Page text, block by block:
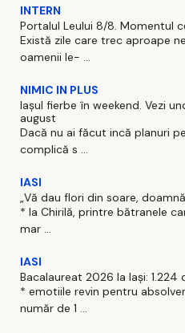
INTERN
Portalul Leului 8/8. Momentul
Există zile care trec aproape
oamenii le- ...
NIMIC IN PLUS
Iașul fierbe în weekend. Vezi
august
Dacă nu ai făcut incă planuri
complică s ...
IASI
„Vă dau flori din soare,
* la Chirilă, printre bătranele
mar ...
IASI
Bacalaureat 2026 la Iași:
* emotiile revin pentru
număr de 1 ...